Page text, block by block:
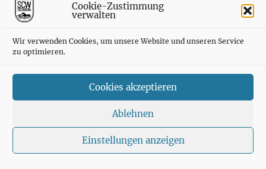
Cookie-Zustimmung
verwalten
Wir verwenden Cookies, um unsere Website und unseren Service
zu optimieren.
Cookies akzeptieren
Ablehnen
Einstellungen anzeigen